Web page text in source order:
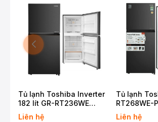
Bảo quản thực phẩm tươi ngon.
Khử mùi, diệt khuẩn tốt.
Nhược điểm:
Dung tích hạn chế, phù hợp gia đình nhỏ.
Không có tính năng làm đá tự động.
Tổng kết:
Tủ lạnh Toshiba Inverter 180 lít
Tủ lạnh Toshiba Inverter
182 lít GR-RT236WE
PMV(68)
Liên hệ
Tủ lạnh
RT268WE-
Liên hệ